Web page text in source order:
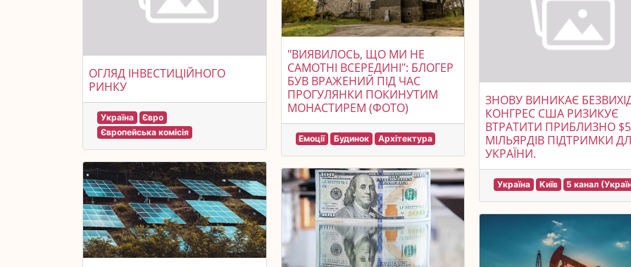
ОГЛЯД ІНВЕСТИЦІЙНОГО
РИНКУ
Україна
Євро
Європейська комісія
"ВИЯВИЛОСЬ, ЩО МИ НЕ
САМОТНІ ВСЕРЕДИНІ": БЛОГЕР
БУВ ВРАЖЕНИЙ ПІД ЧАС
ПРОГУЛЯНКИ ПОКИНУТИМ
МОНАСТИРЕМ (ФОТО)
Емоції Будинок Архітектура
ЗНОВУ ВИНИКАЄ
КОНГРЕС США РИЗИКУЄ
ВТРАТИТИ ПРИБЛИЗНО
МІЛЬЯРДІВ ПІДТРИМКИ
УКРАЇНИ.
Україна Київ 5 канал